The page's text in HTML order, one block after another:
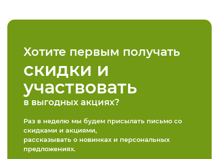
Хотите первым получать
скидки и
участвовать
в выгодных акциях?
Раз в неделю мы будем присылать письмо со
скидками и акциями,
рассказывать о новинках и персональных
предложениях.